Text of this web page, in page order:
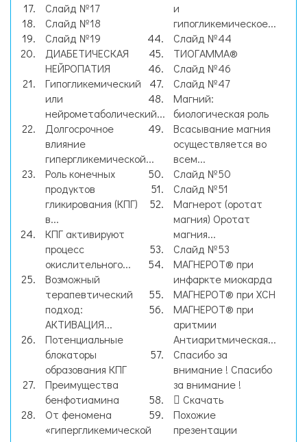
Слайд №17
Слайд №18
Слайд №19
ДИАБЕТИЧЕСКАЯ
НЕЙРОПАТИЯ
Гипогликемический
или
нейрометаболический...
Долгосрочное
влияние
гипергликемической...
Роль конечных
продуктов
гликирования (КПГ)
в...
КПГ активируют
процесс
окислительного...
Возможный
терапевтический
подход:
АКТИВАЦИЯ...
Потенциальные
блокаторы
образования КПГ
Преимущества
бенфотиамина
От феномена
«гипергликемической
и
гипогликемическое...
Слайд №44
ТИОГАММА®
Слайд №46
Слайд №47
Магний:
биологическая роль
Всасывание магния
осуществляется во
всем...
Слайд №50
Слайд №51
Магнерот (оротат
магния) Оротат
магния...
Слайд №53
МАГНЕРОТ® при
инфаркте миокарда
МАГНЕРОТ® при ХСН
МАГНЕРОТ® при
аритмии
Антиаритмическая...
Спасибо за
внимание ! Спасибо
за внимание !
Скачать
Похожие
презентации